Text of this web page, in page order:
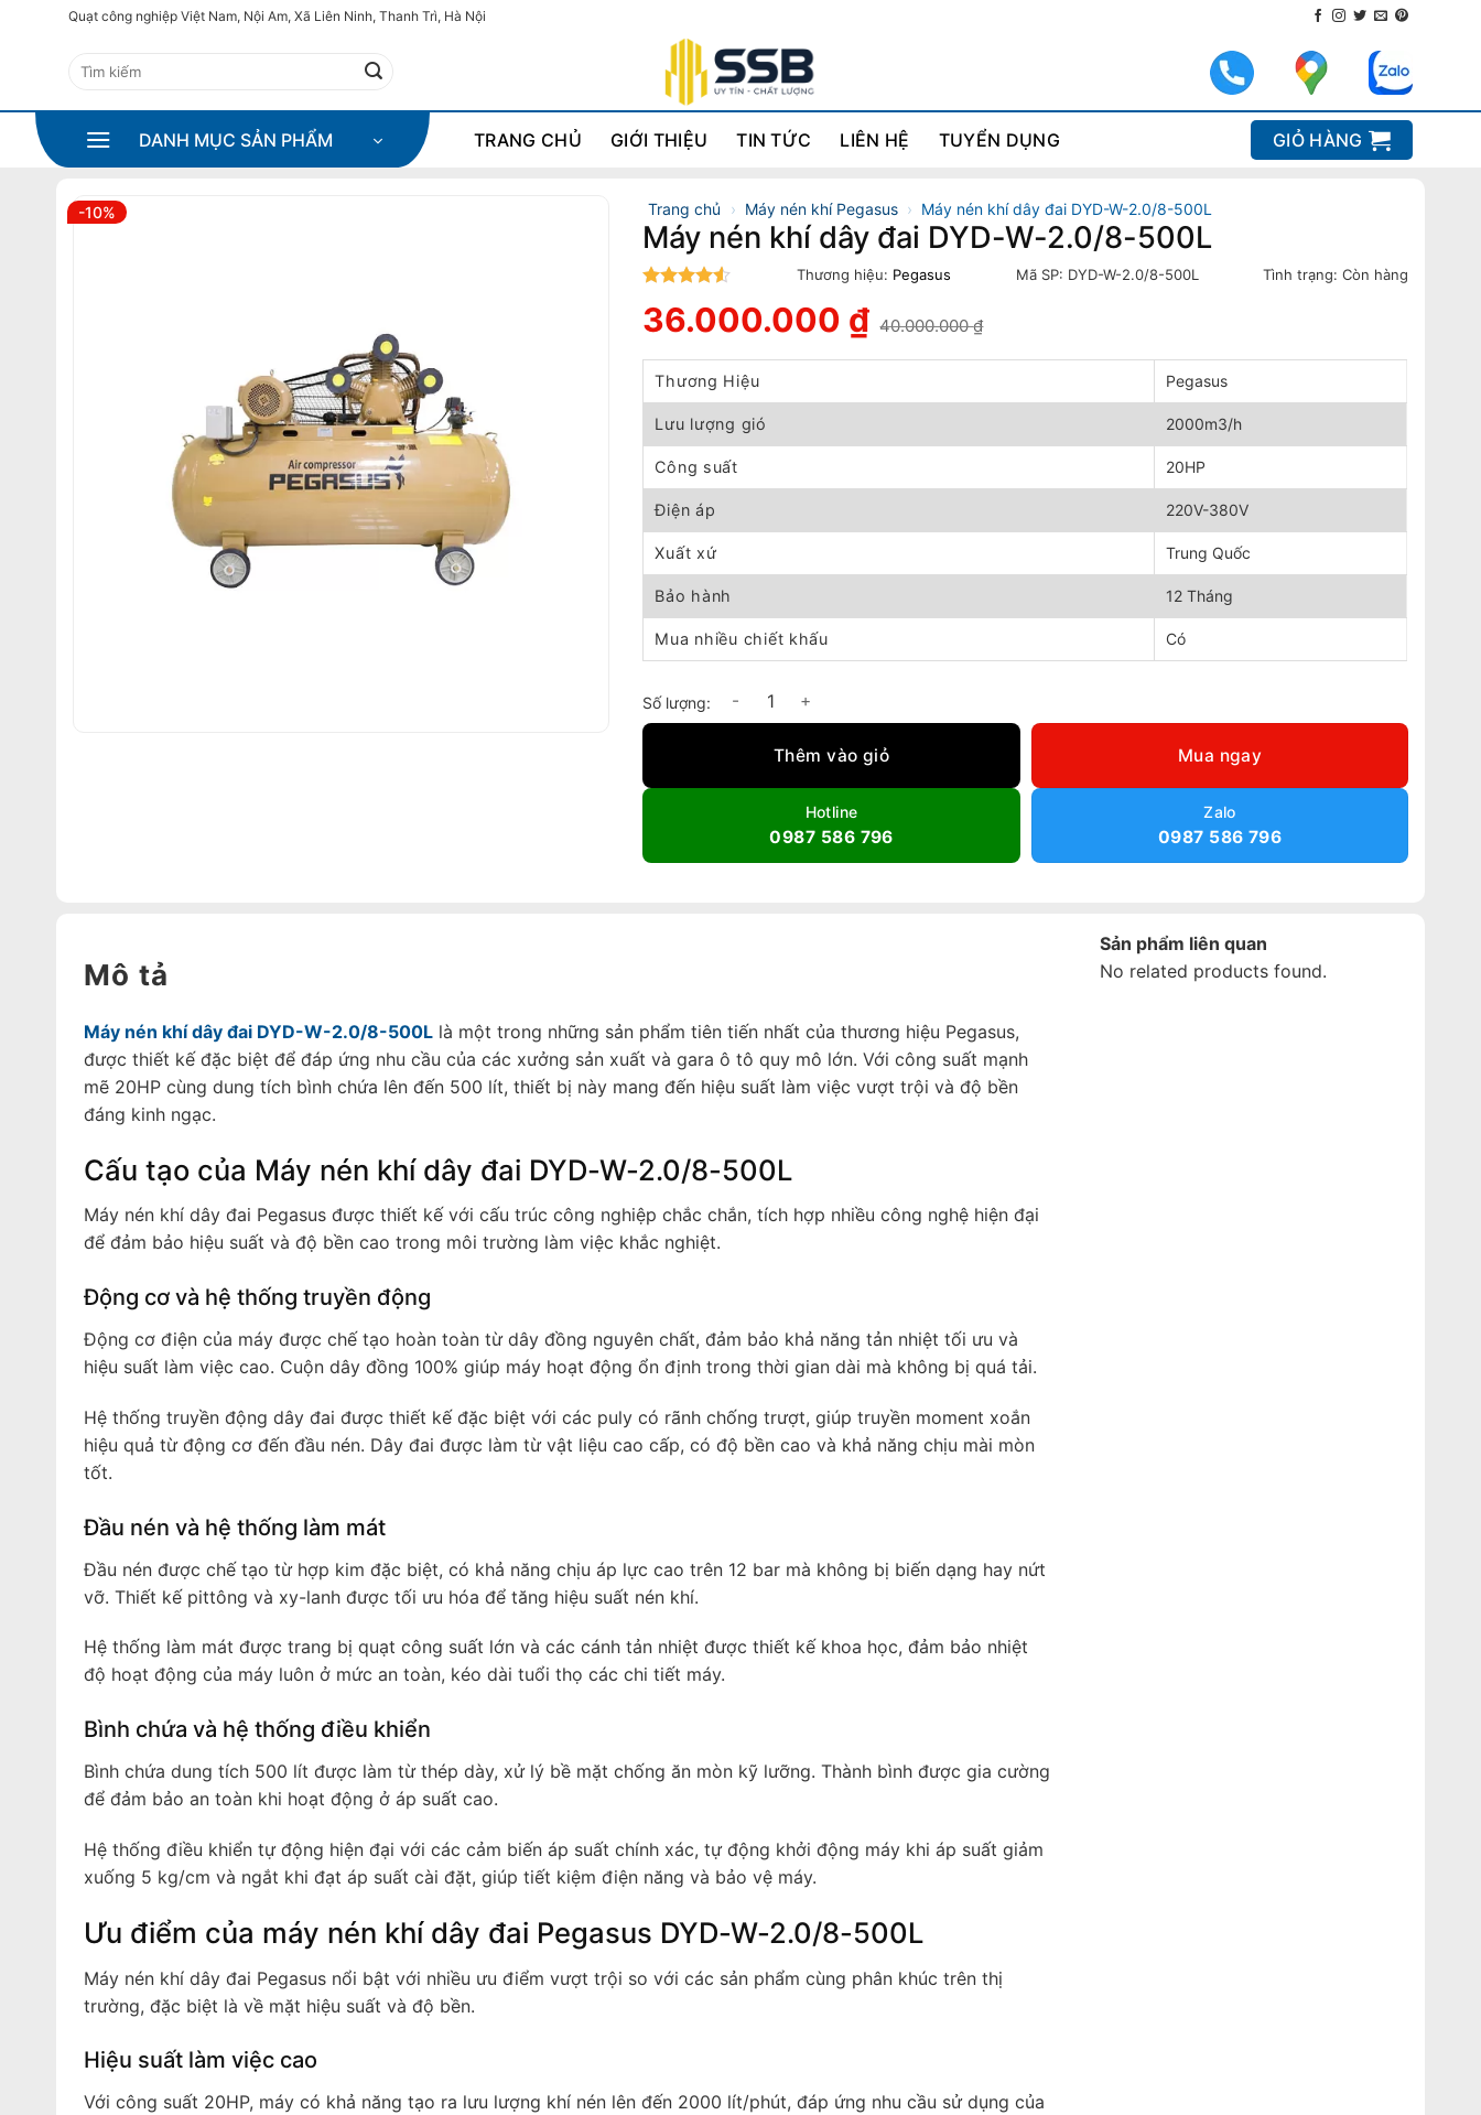
Quạt công nghiệp Việt Nam, Nội Am, Xã Liên Ninh, Thanh Trì, Hà Nội
Tìm
DANH MỤC SẢN PHẨM TRANG CHỦ GIỚI THIỆU TIN TỨC LIÊN HỆ TUYỂN DỤNG GIỎ HÀNG
-10% Trang chủ › Máy nén khí Pegasus › Máy nén khí dây đai DYD-W-2.0/8-500L
Máy nén khí dây đai DYD-W-2.0/8-500L
4.5
Thương hiệu: Pegasus Mã SP: DYD-W-2.0/8-500L Tình trạng:Còn hàng
40.000.000₫
gốc
là:
40.000.000 ₫.
36.000.000 ₫
hiện
tại
36.000.000 ₫.
Thương Hiệu Pegasus
Lưu lượng gió 2000m3/h
Công suất 20HP
Điện áp 220V-380V
Xuất xứ Trung Quốc
Bảo hành 12 Tháng
Mua nhiều chiết khấu Có
Máy nén khí dây đai DYD-W-2.0/8-500L số lượng
Thêm vào giỏ Mua ngay
Hotline
0987 586 796
Zalo
0987 586 796
Mô tả
Máy nén khí dây đai DYD-W-2.0/8-500Llà một trong những sản phẩm tiên tiến nhất của thương hiệu Pegasus,
được thiết kế đặc biệt để đáp ứng nhu cầu của các xưởng sản xuất và gara ô tô quy mô lớn. Với công suất mạnh
mẽ 20HP cùng dung tích bình chứa lên đến 500 lít, thiết bị này mang đến hiệu suất làm việc vượt trội và độ bền
đáng kinh ngạc.
Cấu tạo của Máy nén khí dây đai DYD-W-2.0/8-500L
Máy nén khí dây đai Pegasus được thiết kế với cấu trúc công nghiệp chắc chắn, tích hợp nhiều công nghệ hiện đại
để đảm bảo hiệu suất và độ bền cao trong môi trường làm việc khắc nghiệt.
Động cơ và hệ thống truyền động
Động cơ điện của máy được chế tạo hoàn toàn từ dây đồng nguyên chất, đảm bảo khả năng tản nhiệt tối ưu và
hiệu suất làm việc cao. Cuộn dây đồng 100% giúp máy hoạt động ổn định trong thời gian dài mà không bị quá tải.
Hệ thống truyền động dây đai được thiết kế đặc biệt với các puly có rãnh chống trượt, giúp truyền moment xoắn
hiệu quả từ động cơ đến đầu nén. Dây đai được làm từ vật liệu cao cấp, có độ bền cao và khả năng chịu mài mòn
tốt.
Đầu nén và hệ thống làm mát
Đầu nén được chế tạo từ hợp kim đặc biệt, có khả năng chịu áp lực cao trên 12 bar mà không bị biến dạng hay nứt
vỡ. Thiết kế pittông và xy-lanh được tối ưu hóa để tăng hiệu suất nén khí.
Hệ thống làm mát được trang bị quạt công suất lớn và các cánh tản nhiệt được thiết kế khoa học, đảm bảo nhiệt
độ hoạt động của máy luôn ở mức an toàn, kéo dài tuổi thọ các chi tiết máy.
Bình chứa và hệ thống điều khiển
Bình chứa dung tích 500 lít được làm từ thép dày, xử lý bề mặt chống ăn mòn kỹ lưỡng. Thành bình được gia cường
để đảm bảo an toàn khi hoạt động ở áp suất cao.
Hệ thống điều khiển tự động hiện đại với các cảm biến áp suất chính xác, tự động khởi động máy khi áp suất giảm
xuống 5 kg/cm và ngắt khi đạt áp suất cài đặt, giúp tiết kiệm điện năng và bảo vệ máy.
Ưu điểm của máy nén khí dây đai Pegasus DYD-W-2.0/8-500L
Máy nén khí dây đai Pegasus nổi bật với nhiều ưu điểm vượt trội so với các sản phẩm cùng phân khúc trên thị
trường, đặc biệt là về mặt hiệu suất và độ bền.
Hiệu suất làm việc cao
Với công suất 20HP, máy có khả năng tạo ra lưu lượng khí nén lên đến 2000 lít/phút, đáp ứng nhu cầu sử dụng của
Sản phẩm liên quan
No related products found.